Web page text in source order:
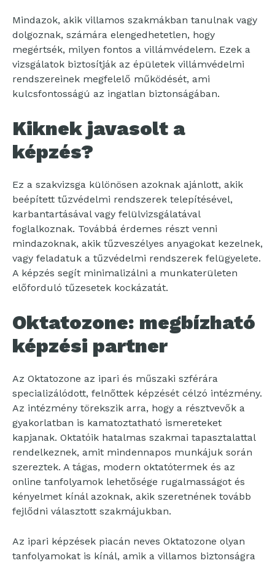
Mindazok, akik villamos szakmákban tanulnak vagy
dolgoznak, számára elengedhetetlen, hogy
megértsék, milyen fontos a villámvédelem. Ezek a
vizsgálatok biztosítják az épületek villámvédelmi
rendszereinek megfelelő működését, ami
kulcsfontosságú az ingatlan biztonságában.
Kiknek javasolt a
képzés?
Ez a szakvizsga különösen azoknak ajánlott, akik
beépített tűzvédelmi rendszerek telepítésével,
karbantartásával vagy felülvizsgálatával
foglalkoznak. Továbbá érdemes részt venni
mindazoknak, akik tűzveszélyes anyagokat kezelnek,
vagy feladatuk a tűzvédelmi rendszerek felügyelete.
A képzés segít minimalizálni a munkaterületen
előforduló tűzesetek kockázatát.
Oktatozone: megbízható
képzési partner
Az Oktatozone az ipari és műszaki szférára
specializálódott, felnőttek képzését célzó intézmény.
Az intézmény törekszik arra, hogy a résztvevők a
gyakorlatban is kamatoztatható ismereteket
kapjanak. Oktatóik hatalmas szakmai tapasztalattal
rendelkeznek, amit mindennapos munkájuk során
szereztek. A tágas, modern oktatótermek és az
online tanfolyamok lehetősége rugalmasságot és
kényelmet kínál azoknak, akik szeretnének tovább
fejlődni választott szakmájukban.
Az ipari képzések piacán neves Oktatozone olyan
tanfolyamokat is kínál, amik a villamos biztonságra